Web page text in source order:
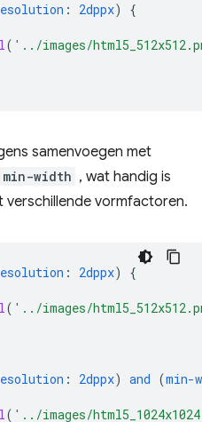
: 2dppx)
{
( '../images/
samenvoegen met
min-width , wat handig is
vormfactoren.
: 2dppx)
{
( '../images/
: 2dppx) and (min-
( '../images/